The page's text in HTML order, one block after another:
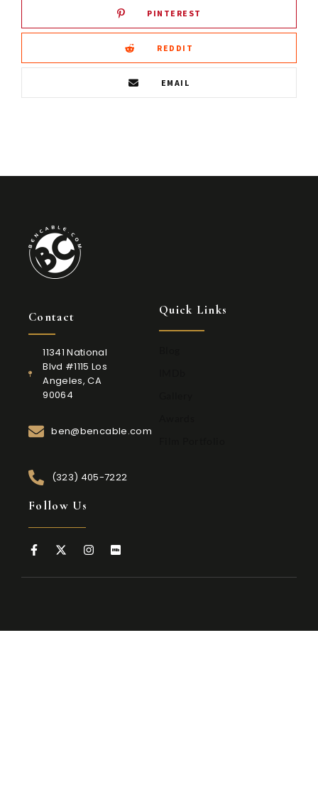
PINTEREST
REDDIT
EMAIL
Contact
11341 National
Blvd #1115 Los
Angeles, CA
90064
ben@bencable.com
(323) 405-7222
Quick Links
Follow Us